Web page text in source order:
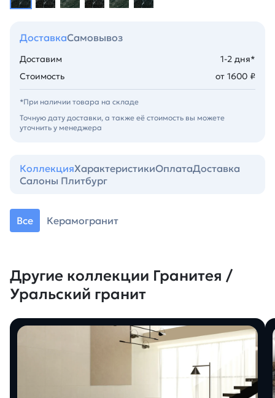
ДоставкаСамовывоз
Доставим
1-2 дня*
Стоимость
от 1600 ₽
*При наличии товара на складе
Точную дату доставки, а также её стоимость вы можете
уточнить у менеджера
КоллекцияХарактеристикиОплатаДоставка
Салоны Плитбург
Все Керамогранит
Другие коллекции Гранитея /
Уральский гранит